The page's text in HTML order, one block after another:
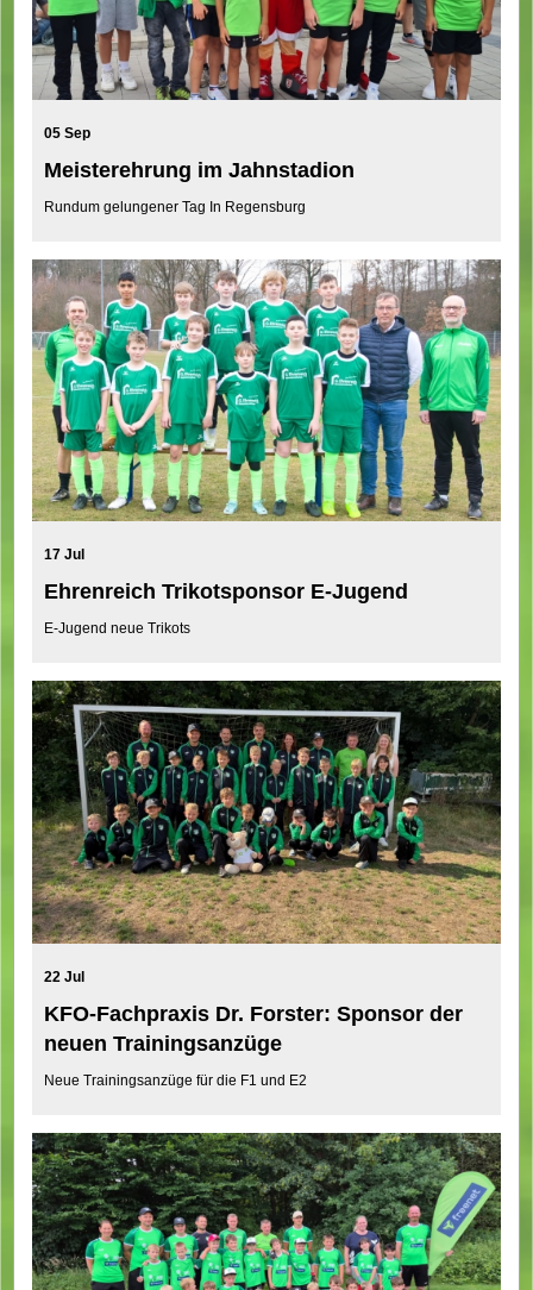
05 Sep
Meisterehrung im Jahnstadion
Rundum gelungener Tag In Regensburg
17 Jul
Ehrenreich Trikotsponsor E-Jugend
E-Jugend neue Trikots
22 Jul
KFO-Fachpraxis Dr. Forster: Sponsor der
neuen Trainingsanzüge
Neue Trainingsanzüge für die F1 und E2